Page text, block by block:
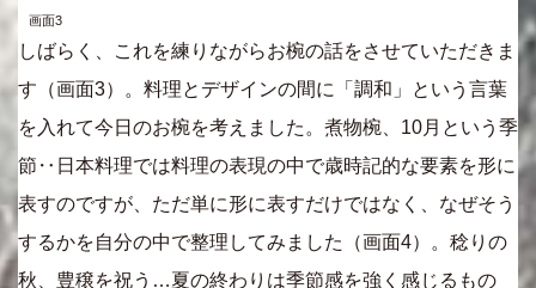
画面3
しばらく、これを練りながらお椀の話をさせていただきま
す（画面3）。料理とデザインの間に「調和」という言葉
を入れて今日のお椀を考えました。煮物椀、10月という季
節‥日本料理では料理の表現の中で歳時記的な要素を形に
表すのですが、ただ単に形に表すだけではなく、なぜそう
するかを自分の中で整理してみました（画面4）。稔りの
秋、豊穣を祝う…夏の終わりは季節感を強く感じるもの